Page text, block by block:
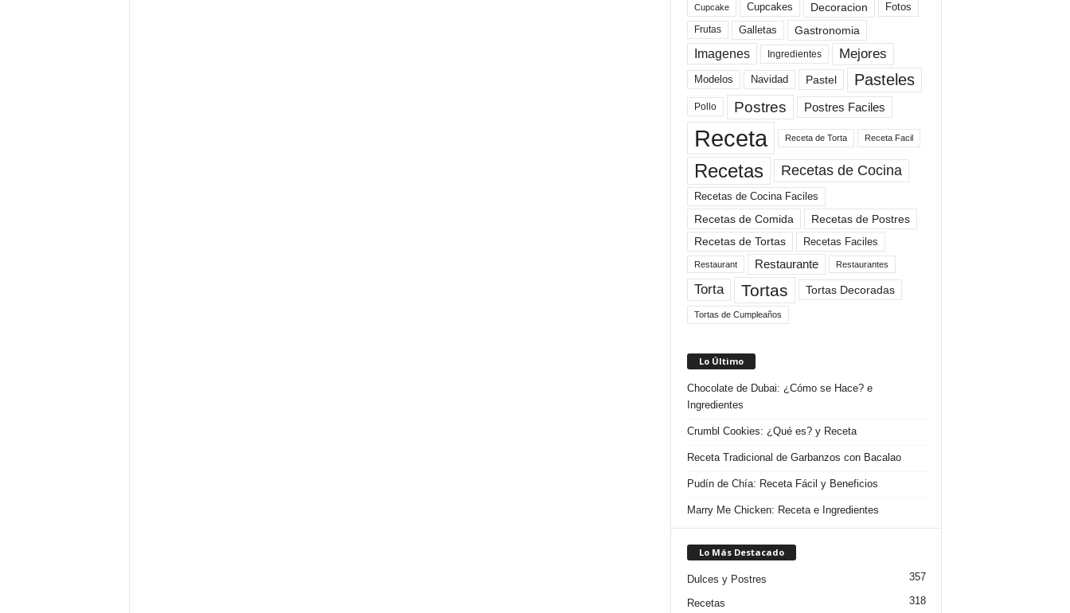
Cupcake Cupcakes Decoracion Fotos
Frutas Galletas Gastronomia
Imagenes Ingredientes Mejores
Modelos Navidad Pastel Pasteles
Pollo Postres Postres Faciles
Receta Receta de Torta Receta Facil
Recetas Recetas de Cocina
Recetas de Cocina Faciles
Recetas de Comida
Recetas de Postres
Recetas de Tortas
Recetas Faciles
Restaurant Restaurante Restaurantes
Torta Tortas Tortas Decoradas
Tortas de Cumpleaños
Lo Último
Chocolate de Dubai: ¿Cómo se Hace? e
Ingredientes
Crumbl Cookies: ¿Qué es? y Receta
Receta Tradicional de Garbanzos con Bacalao
Pudín de Chía: Receta Fácil y Beneficios
Marry Me Chicken: Receta e Ingredientes
Lo Más Destacado
Dulces y Postres 357
Recetas 318